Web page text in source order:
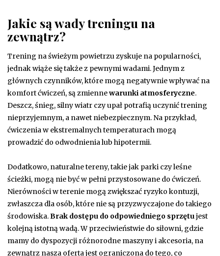
Jakie są wady treningu na
zewnątrz?
Trening na świeżym powietrzu zyskuje na popularności,
jednak wiąże się także z pewnymi wadami. Jednym z
głównych czynników, które mogą negatywnie wpływać na
komfort ćwiczeń, są zmiennewarunki atmosferyczne.
Deszcz, śnieg, silny wiatr czy upał potrafią uczynić trening
nieprzyjemnym, a nawet niebezpiecznym. Na przykład,
ćwiczenia w ekstremalnych temperaturach mogą
prowadzić do odwodnienia lub hipotermii.
Dodatkowo, naturalne tereny, takie jak parki czy leśne
ścieżki, mogą nie być w pełni przystosowane do ćwiczeń.
Nierówności w terenie mogą zwiększać ryzyko kontuzji,
zwłaszcza dla osób, które nie są przyzwyczajone do takiego
środowiska.Brak dostępu do odpowiedniego sprzętujest
kolejną istotną wadą. W przeciwieństwie do siłowni, gdzie
mamy do dyspozycji różnorodne maszyny i akcesoria, na
zewnątrz nasza oferta jest ograniczona do tego, co